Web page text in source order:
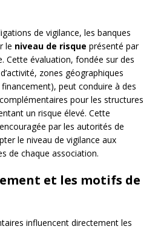
de vigilance, les banques
le niveau de risque présenté par
Cette évaluation, fondée sur des
zones géographiques
peut conduire à des
pour les structures
un risque élevé. Cette
par les autorités de
le niveau de vigilance aux
de chaque association.
et les motifs de
influencent directement les